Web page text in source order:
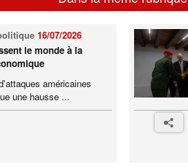
16/07/2026
le monde à la
américaines
une hausse ...